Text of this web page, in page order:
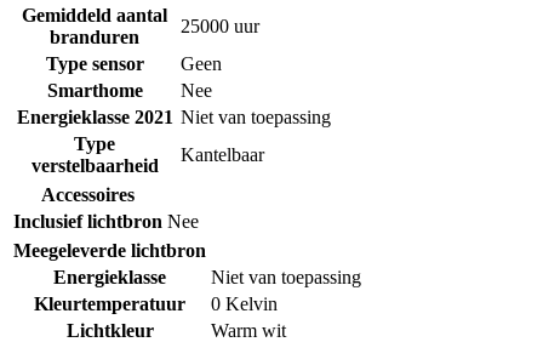
Gemiddeld aantal
branduren
25000 uur
Type sensor
Geen
Smarthome
Nee
Energieklasse 2021 Niet van toepassing
Type
verstelbaarheid
Kantelbaar
Accessoires
Inclusief lichtbron Nee
Meegeleverde lichtbron
Energieklasse
Niet van toepassing
Kleurtemperatuur
0 Kelvin
Lichtkleur
Warm wit